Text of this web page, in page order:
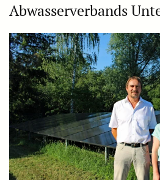
Abwasserverbands